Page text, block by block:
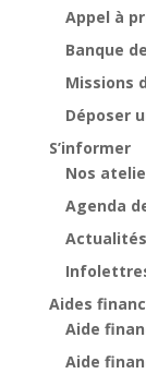
Appel à
Banque
Missions
Déposer
S’informer
Nos
Agenda
Actualités
Aides
Aide
Aide